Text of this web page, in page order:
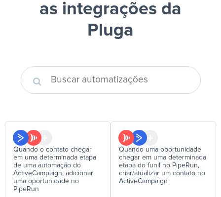
as integrações da
Pluga
Quando o contato chegar
em uma determinada etapa
de uma automação do
ActiveCampaign, adicionar
uma oportunidade no
PipeRun
Quando uma oportunidade
chegar em uma determinada
etapa do funil no PipeRun,
criar/atualizar um contato no
ActiveCampaign